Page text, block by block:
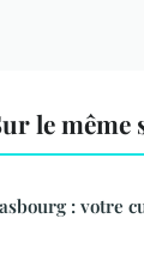
le même
: votre